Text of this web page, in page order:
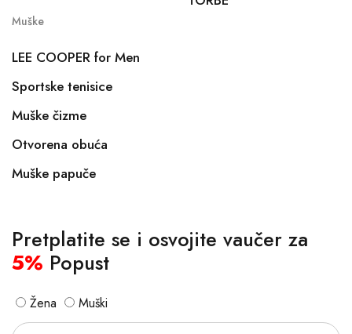
Muške
LEE COOPER for Men
Sportske tenisice
Muške čizme
Otvorena obuća
Muške papuče
Pretplatite se i osvojite vaučer za
5% Popust
Žena Muški